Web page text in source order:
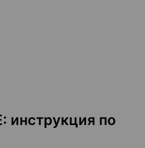
инструкция по